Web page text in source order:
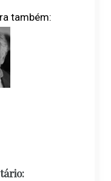
também: